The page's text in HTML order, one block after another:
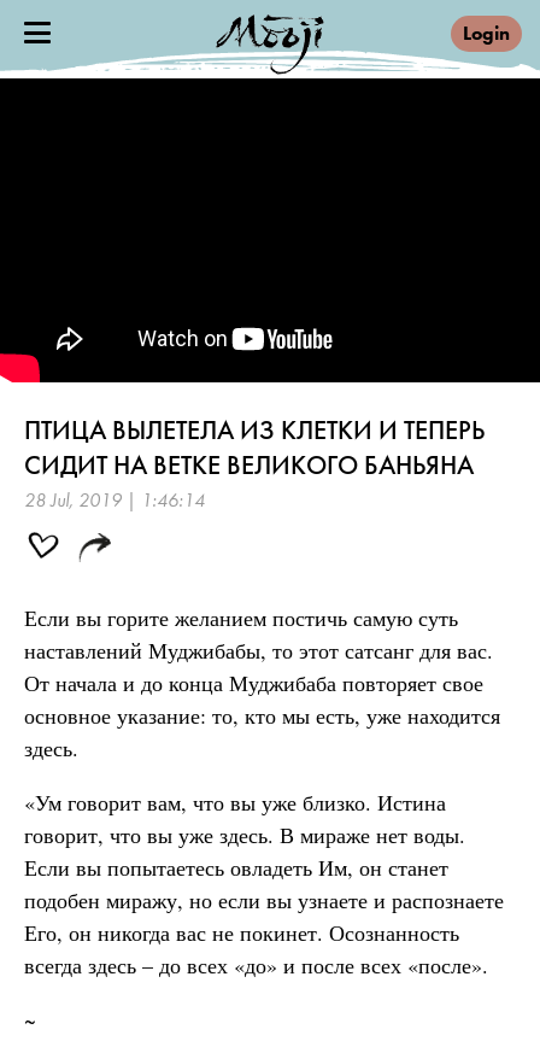
Login
ПТИЦА ВЫЛЕТЕЛА ИЗ КЛЕТКИ И ТЕПЕРЬ
СИДИТ НА ВЕТКЕ ВЕЛИКОГО БАНЬЯНА
28 Jul, 2019 | 1:46:14
Если вы горите желанием постичь самую суть
наставлений Муджибабы, то этот сатсанг для вас.
От начала и до конца Муджибаба повторяет свое
основное указание: то, кто мы есть, уже находится
здесь.
«Ум говорит вам, что вы уже близко. Истина
говорит, что вы уже здесь. В мираже нет воды.
Если вы попытаетесь овладеть Им, он станет
подобен миражу, но если вы узнаете и распознаете
Его, он никогда вас не покинет. Осознанность
всегда здесь – до всех «до» и после всех «после».
~